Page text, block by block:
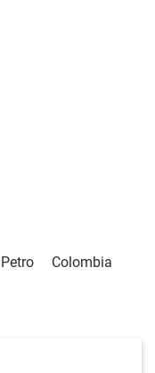
Petro
Colombia